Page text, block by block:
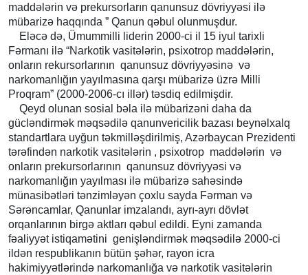
maddələrin və prekursorların qanunsuz dövriyyəsi ilə
mübarizə haqqında ” Qanun qəbul olunmuşdur.
Eləcə də, Ümummilli liderin 2000-ci il 15 iyul tarixli
Fərmanı ilə “Narkotik vasitələrin, psixotrop maddələrin,
onların rekursorlarının qanunsuz dövriyyəsinə və
narkomanlığın yayılmasına qarşı mübarizə üzrə Milli
Proqram” (2000-2006-cı illər) təsdiq edilmişdir.
Qeyd olunan sosial bəla ilə mübarizəni daha da
gücləndirmək məqsədilə qanunvericilik bazası beynəlxalq
standartlara uyğun təkmilləşdirilmiş, Azərbaycan Prezidenti
tərəfindən narkotik vasitələrin , psixotrop maddələrin və
onların prekursorlarının qanunsuz dövriyyəsi və
narkomanlığın yayılması ilə mübarizə sahəsində
münasibətləri tənzimləyən çoxlu sayda Fərman və
Sərəncamlar, Qanunlar imzalandı, ayrı-ayrı dövlət
orqanlarının birgə aktları qəbul edildi. Eyni zamanda
fəaliyyət istiqamətini genişləndirmək məqsədilə 2000-ci
ildən respublikanın bütün şəhər, rayon icra
hakimiyyətlərində narkomanlığa və narkotik vasitələrin